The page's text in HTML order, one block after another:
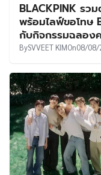
BLACKPINK ร
พร้อมไลฟ์ขอโทษ
กับกิจกรรมฉลอง
BySVVEET KIMOn08/08/